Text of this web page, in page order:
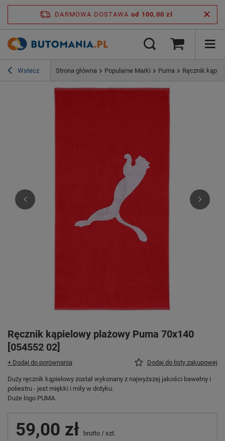
DARMOWA DOSTAWA od 100,00 zł
Wstecz Strona główna Popularne Marki Puma Ręcznik
Ręcznik kąpielowy plażowy Puma 70x140
[054552 02]
+ Dodaj do porównania Dodaj do listy zakupowej
Duży ręcznik kąpielowy został wykonany z najwyższej jakości bawełny i
poliestru - jest miękki i miły w dotyku.
Duże logo PUMA.
59,00 zł brutto / szt.